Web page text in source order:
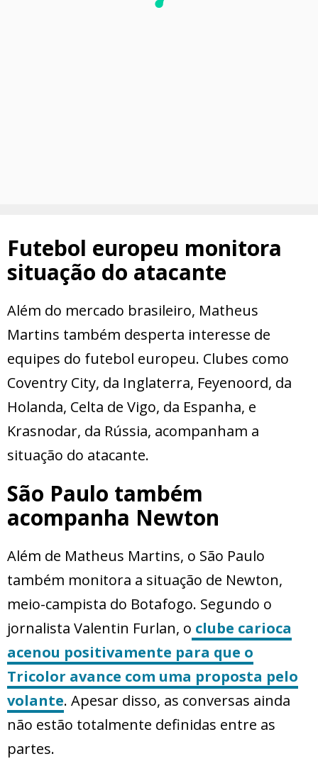
Futebol europeu monitora
situação do atacante
Além do mercado brasileiro, Matheus
Martins também desperta interesse de
equipes do futebol europeu. Clubes como
Coventry City, da Inglaterra, Feyenoord, da
Holanda, Celta de Vigo, da Espanha, e
Krasnodar, da Rússia, acompanham a
situação do atacante.
São Paulo também
acompanha Newton
Além de Matheus Martins, o São Paulo
também monitora a situação de Newton,
meio-campista do Botafogo. Segundo o
jornalista Valentin Furlan, o clube carioca
acenou positivamente para que o
Tricolor avance com uma proposta pelo
volante. Apesar disso, as conversas ainda
não estão totalmente definidas entre as
partes.